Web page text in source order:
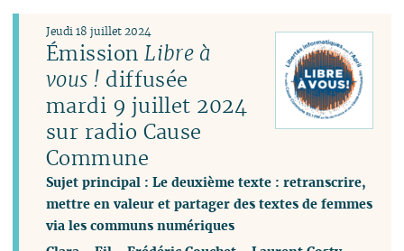
ÉmissionLibre à
vous ! diffusée
mardi 9 juillet 2024
sur radio Cause
Commune
Sujet principal : Le deuxième texte : retranscrire,
mettre en valeur et partager des textes de femmes
via les communs numériques
Jeudi 18 juillet 2024